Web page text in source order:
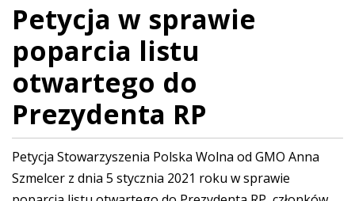
Petycja w sprawie
poparcia listu
otwartego do
Prezydenta RP
Petycja Stowarzyszenia Polska Wolna od GMO Anna
Szmelcer z dnia 5 stycznia 2021 roku w sprawie